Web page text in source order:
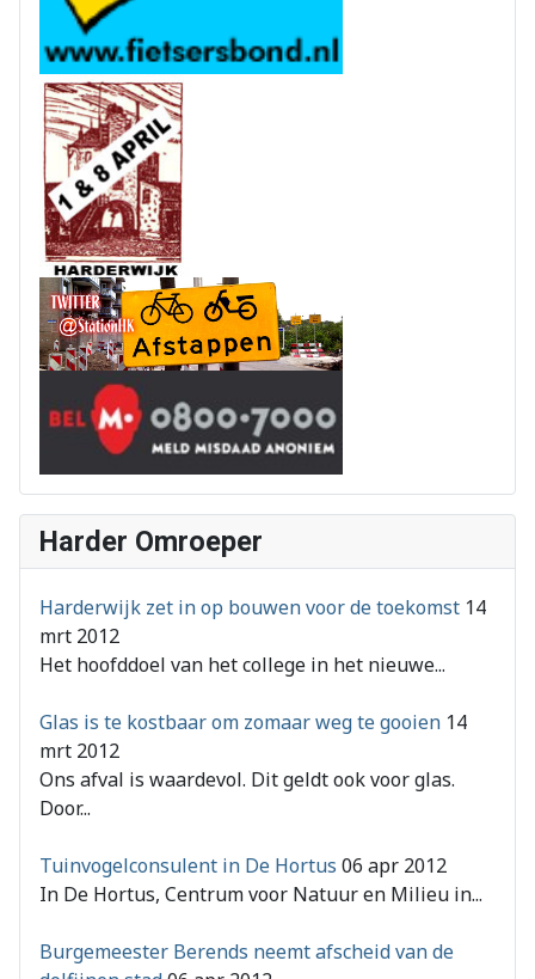
Harder Omroeper
Harderwijk zet in op bouwen voor de toekomst 14
mrt 2012
Het hoofddoel van het college in het nieuwe...
Glas is te kostbaar om zomaar weg te gooien 14
mrt 2012
Ons afval is waardevol. Dit geldt ook voor glas.
Door...
Tuinvogelconsulent in De Hortus 06 apr 2012
In De Hortus, Centrum voor Natuur en Milieu in...
Burgemeester Berends neemt afscheid van de